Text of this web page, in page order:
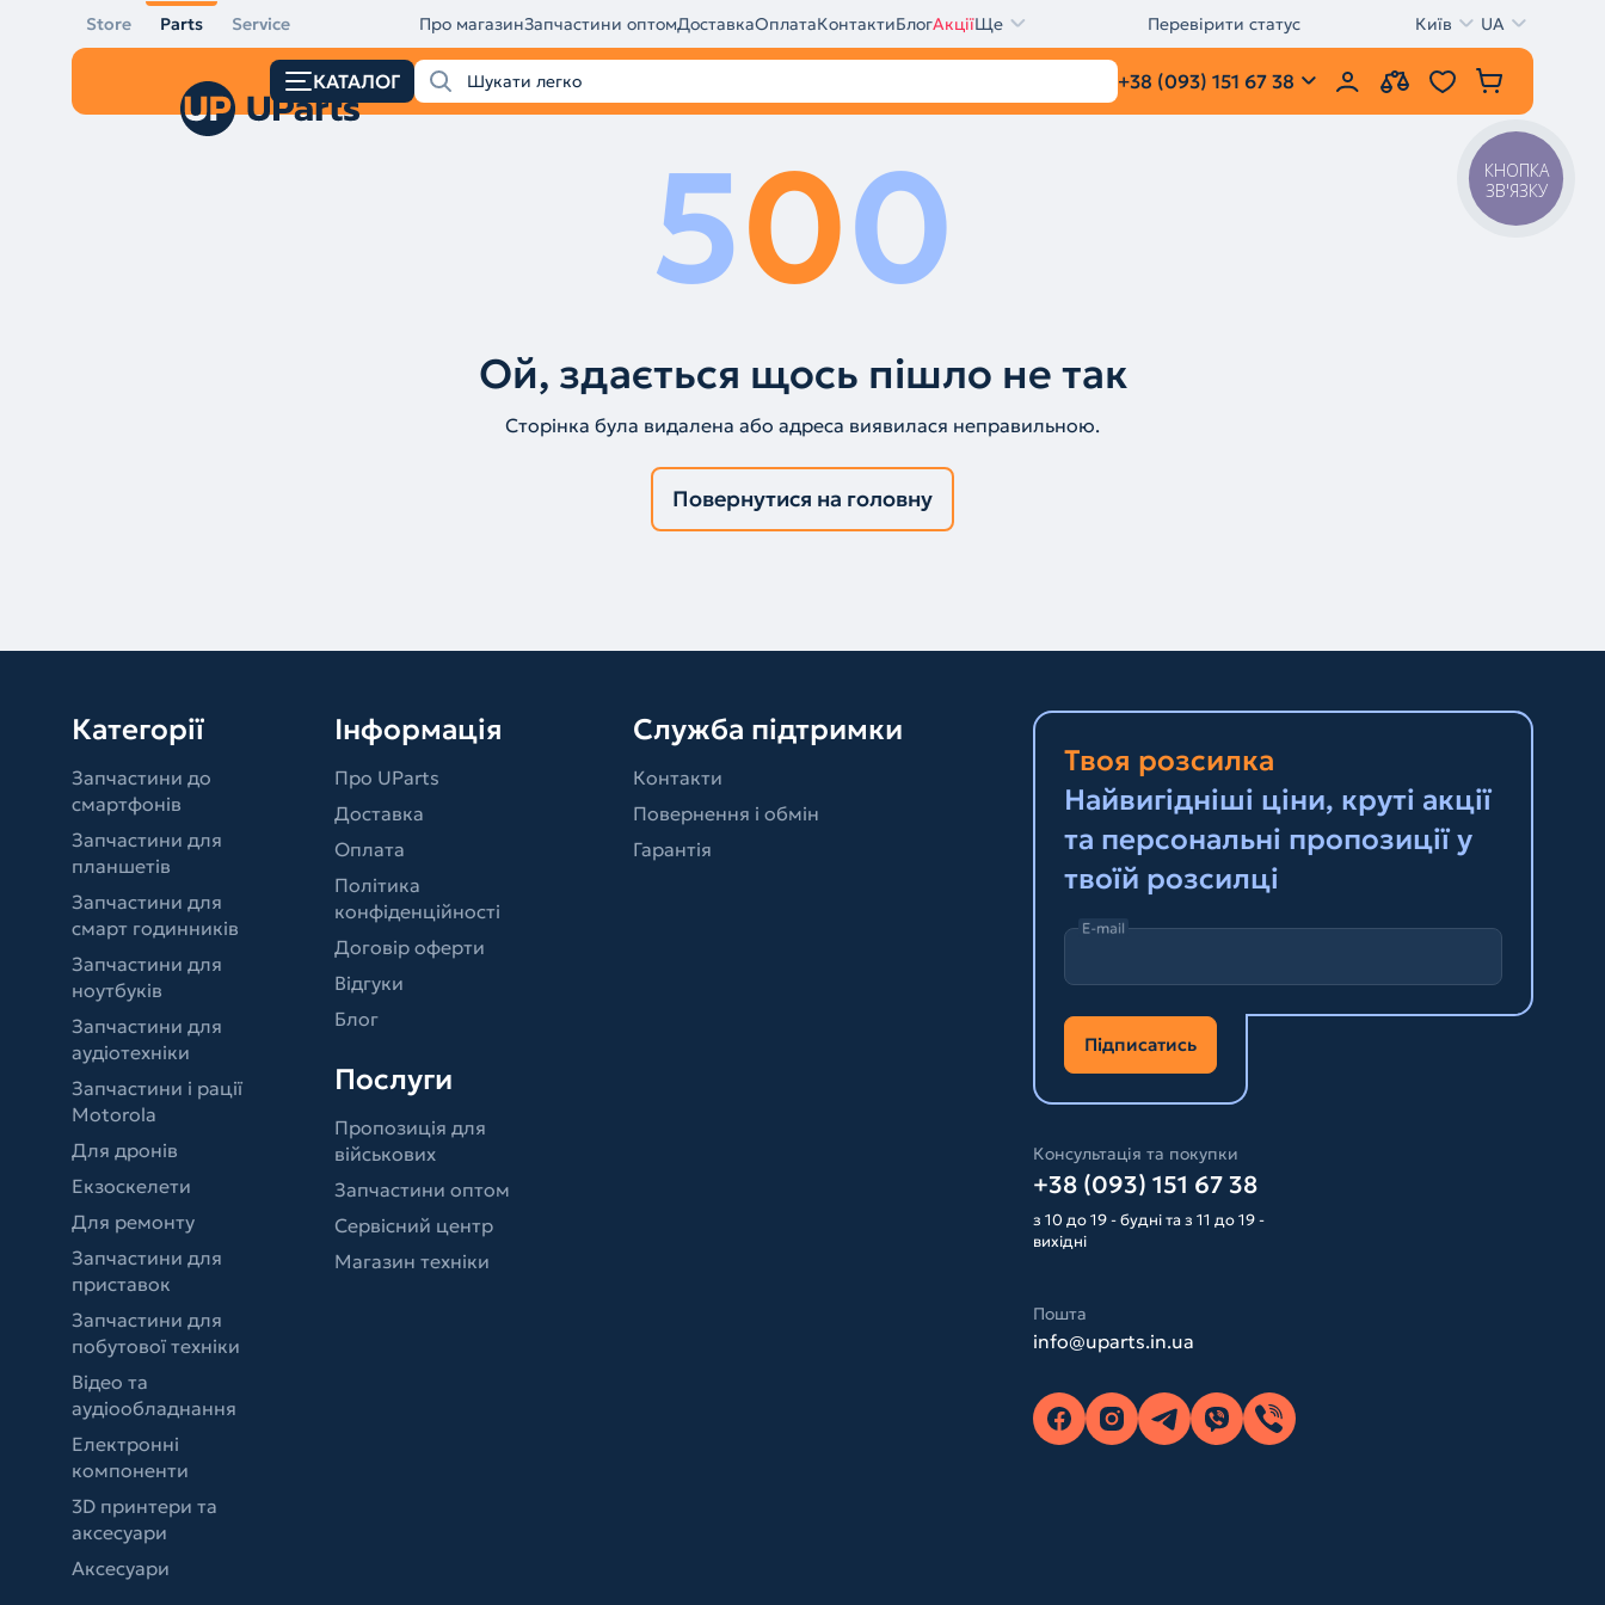
Store Parts Service Про магазинЗапчастини оптомДоставкаОплатаКонтактиБлогАкціїЩе Перевірити статус Київ UA
КАТАЛОГ +38 (093) 151 67 38
500
Ой, здається щось пішло не так
Сторінка була видалена або адреса виявилася неправильною.
Повернутися на головну
Категорії
Запчастини до
смартфонів
Запчастини для
планшетів
Запчастини для
смарт годинників
Запчастини для
ноутбуків
Запчастини для
аудіотехніки
Запчастини і рації
Motorola
Для дронів
Екзоскелети
Для ремонту
Запчастини для
приставок
Запчастини для
побутової техніки
Відео та
аудіообладнання
Електронні
компоненти
3D принтери та
аксесуари
Аксесуари
Інформація
Про UParts
Доставка
Оплата
Політика
конфіденційності
Договір оферти
Відгуки
Блог
Послуги
Пропозиція для
військових
Запчастини оптом
Сервісний центр
Магазин техніки
Служба підтримки
Контакти
Повернення і обмін
Гарантія
Твоя розсилка
Найвигідніші ціни, круті акції
та персональні пропозиції у
твоїй розсилці
E-mail
Підписатись
Консультація та покупки
+38 (093) 151 67 38
з 10 до 19 - будні та з 11 до 19 -
вихідні
Пошта
info@uparts.in.ua
КНОПКА
ЗВ'ЯЗКУ